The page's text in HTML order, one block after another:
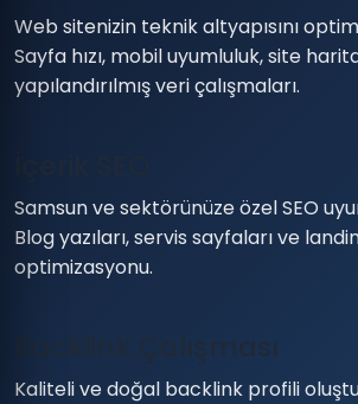
Web sitenizin teknik altyapısını
Sayfa hızı, mobil uyumluluk, site
yapılandırılmış veri çalışmaları.
Samsun ve sektörünüze özel SEO
Blog yazıları, servis sayfaları ve
optimizasyonu.
Backlink Çalışması
Kaliteli ve doğal backlink profili